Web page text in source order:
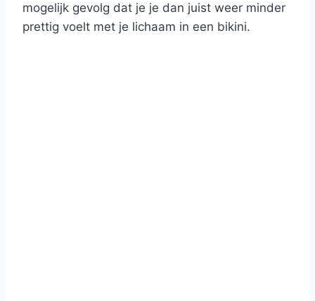
mogelijk gevolg dat je je dan juist weer minder
prettig voelt met je lichaam in een bikini.